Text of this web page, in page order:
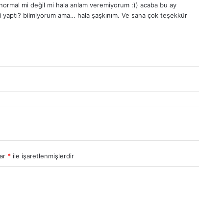
mi değil mi hala anlam veremiyorum :)) acaba bu ay
bilmiyorum ama… hala şaşkınım. Ve sana çok teşekkür
* ile işaretlenmişlerdir